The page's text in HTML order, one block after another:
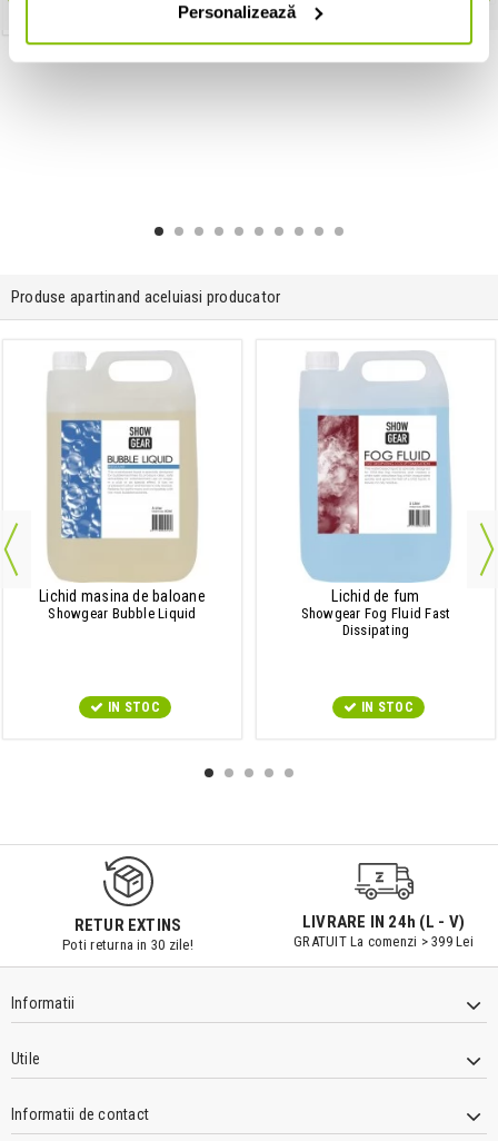
Personalizează
Produse apartinand aceluiasi producator
Lichid masina de baloane
Showgear Bubble Liquid
IN STOC
Lichid de fum
Showgear Fog Fluid Fast
Dissipating
IN STOC
RETUR EXTINS
Poti returna in 30 zile!
LIVRARE IN 24h (L - V)
GRATUIT La comenzi > 399 Lei
Informatii
Utile
Informatii de contact